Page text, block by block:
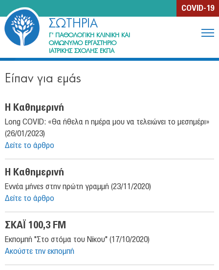
COVID-19
ΣΩΤΗΡΙΑ
Γ' ΠΑΘΟΛΟΓΙΚΗ ΚΛΙΝΙΚΗ ΚΑΙ
ΟΜΩΝΥΜΟ ΕΡΓΑΣΤΗΡΙΟ
ΙΑΤΡΙΚΗΣ ΣΧΟΛΗΣ ΕΚΠΑ
Η Κλινική
Περιγραφή
Ανθρώπινο Δυναμικό
Εκπαίδευση & Έρευνα
Συγγράμματα μελών της Κλινικής
Ενημέρωση ασθενών
Νέα & Εκδηλώσεις
ΟΚΙΒΕΕ
Είπαν για εμάς
Η Καθημερινή
Long COVID: «Θα ήθελα η ημέρα μου να τελειώνει το μεσημέρι»
(26/01/2023)
Δείτε το άρθρο
Η Καθημερινή
Εννέα μήνες στην πρώτη γραμμή (23/11/2020)
Δείτε το άρθρο
ΣΚΑΪ 100,3 FM
Εκπομπή "Στο στόμα του Νίκου" (17/10/2020)
Ακούστε την εκπομπή